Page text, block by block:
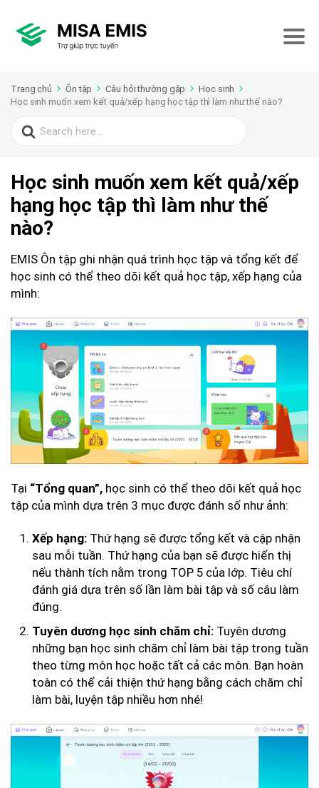
Trang chủ Ôn tập Câu hỏi thường gặp
Học sinh
Học sinh muốn xem kết quả/xếp hạng học tập thì làm như thế nào?
Search
for:
Học sinh muốn xem kết quả/xếp
hạng học tập thì làm như thế
nào?
EMIS Ôn tập ghi nhận quá trình học tập và tổng kết để
học sinh có thể theo dõi kết quả học tập, xếp hạng của
mình:
Tại “Tổng quan”, học sinh có thể theo dõi kết quả học
tập của mình dựa trên 3 mục được đánh số như ảnh:
Xếp hạng: Thứ hạng sẽ được tổng kết và cập nhận
sau mỗi tuần. Thứ hạng của bạn sẽ được hiển thị
nếu thành tích nằm trong TOP 5 của lớp. Tiêu chí
đánh giá dựa trên số lần làm bài tập và số câu làm
đúng.
Tuyên dương học sinh chăm chỉ: Tuyên dương
những bạn học sinh chăm chỉ làm bài tập trong tuần
theo từng môn học hoặc tất cả các môn. Bạn hoàn
toàn có thể cải thiện thứ hạng bằng cách chăm chỉ
làm bài, luyện tập nhiều hơn nhé!